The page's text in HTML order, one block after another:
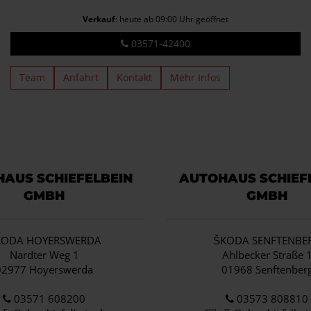
Verkauf: heute ab 09:00 Uhr geöffnet
03571-42400
Team Anfahrt Kontakt Mehr Infos
SCHIEFELBEIN
GMBH
HOYERSWERDA
Nardter Weg 1
Hoyerswerda
03571 608200
AUTOHAUS
GMBH
ŠKODA
Ahlbecker Straße
01968
03573 808810